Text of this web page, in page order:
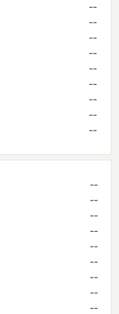
--
--
--
--
--
--
--
--
--
--
--
--
--
--
--
--
--
--